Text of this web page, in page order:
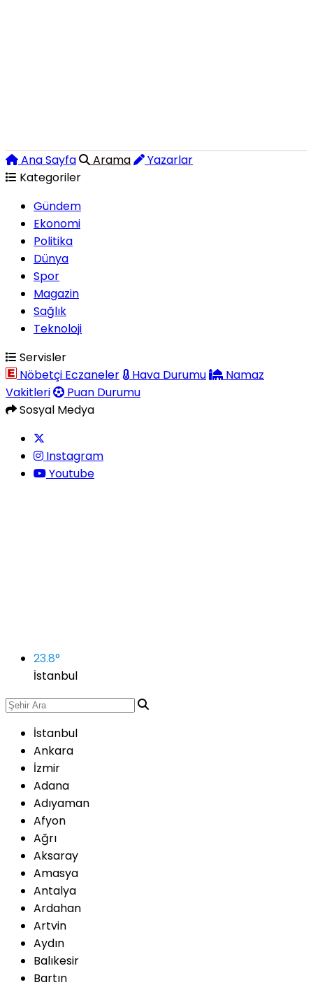
Ana Sayfa Arama
Yazarlar
Kategoriler
Gündem
Ekonomi
Politika
Dünya
Spor
Magazin
Sağlık
Teknoloji
Servisler
Nöbetçi Eczaneler
Hava Durumu
Namaz
Vakitleri
Puan Durumu
Sosyal Medya
Instagram
Youtube
23.8°
İstanbul
İstanbul
Ankara
İzmir
Adana
Adıyaman
Afyon
Ağrı
Aksaray
Amasya
Antalya
Ardahan
Artvin
Aydın
Balıkesir
Bartın